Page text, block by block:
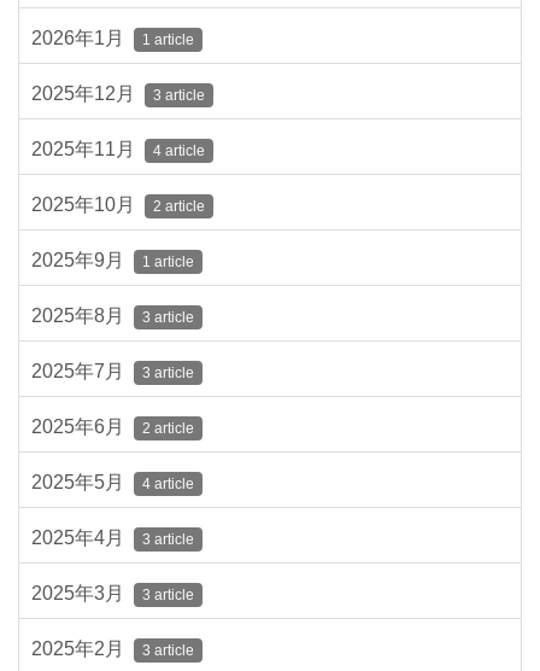
2026年1月 1 article
2025年12月 3 article
2025年11月 4 article
2025年10月 2 article
2025年9月 1 article
2025年8月 3 article
2025年7月 3 article
2025年6月 2 article
2025年5月 4 article
2025年4月 3 article
2025年3月 3 article
2025年2月 3 article